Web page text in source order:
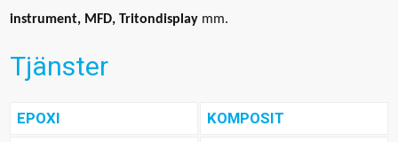
instrument, MFD, Tritondisplay mm.
Tjänster
EPOXI
KOMPOSIT